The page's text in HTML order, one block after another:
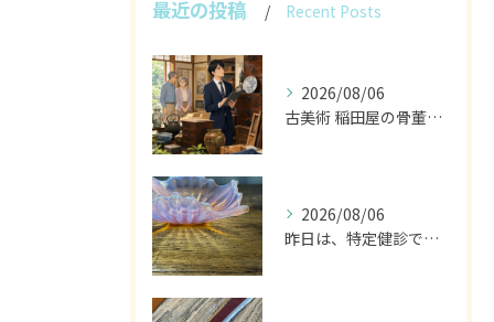
最近の投稿 Recent Posts
2026/08/06
古美術 稲田屋の骨董家具と遺品整理の目利き
2026/08/06
昨日は、特定健診でした。